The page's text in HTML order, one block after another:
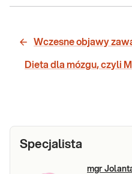
Wczesne objawy
Dieta dla mózgu, czyli
Specjalista
mgr